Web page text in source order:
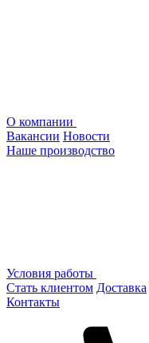
О компании
Вакансии Новости
Наше производство
Условия работы
Стать клиентом Доставка
Контакты